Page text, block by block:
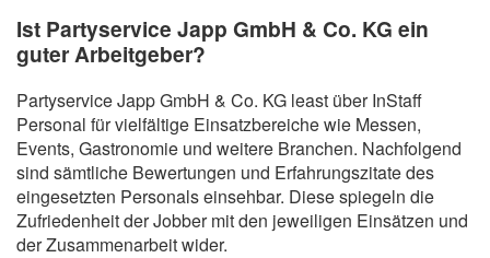
Ist Partyservice Japp GmbH & Co. KG ein
guter Arbeitgeber?
Partyservice Japp GmbH & Co. KG least über InStaff
Personal für vielfältige Einsatzbereiche wie Messen,
Events, Gastronomie und weitere Branchen. Nachfolgend
sind sämtliche Bewertungen und Erfahrungszitate des
eingesetzten Personals einsehbar. Diese spiegeln die
Zufriedenheit der Jobber mit den jeweiligen Einsätzen und
der Zusammenarbeit wider.